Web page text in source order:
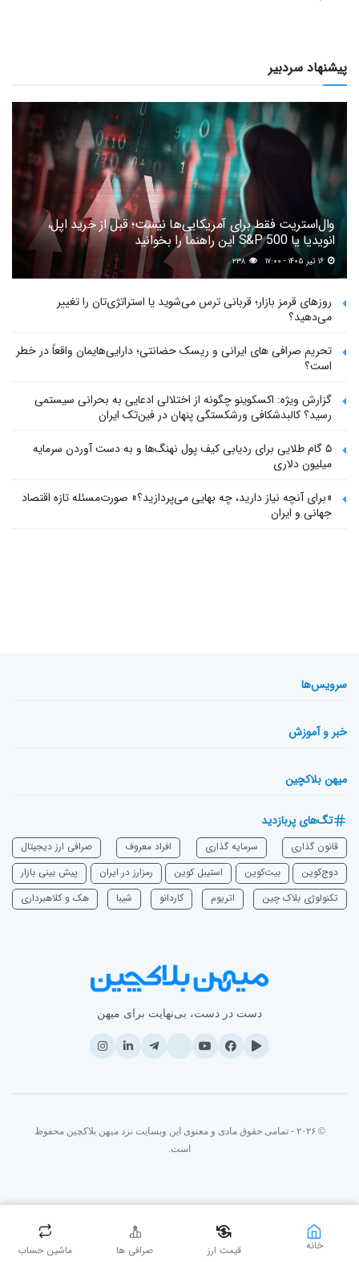
پیشنهاد سردبیر
وال‌استریت فقط برای آمریکایی‌ها نیست؛ قبل از خرید اپل،
انویدیا یا S&P 500 این راهنما را بخوانید
۲۳۸
روزهای قرمز بازار؛ قربانی ترس می‌شوید یا استراتژی‌تان را تغییر
می‌دهید؟
تحریم صرافی های ایرانی و ریسک حضانتی؛ دارایی‌هایمان واقعاً در خطر
است؟
گزارش ویژه: اکسکوینو چگونه از اختلالی ادعایی به بحرانی سیستمی
رسید؟ کالبدشکافی ورشکستگی پنهان در فین‌تک ایران
۵ گام طلایی برای ردیابی کیف پول‌ نهنگ‌ها و به دست آوردن سرمایه
میلیون دلاری
«برای آنچه نیاز دارید، چه بهایی می‌پردازید؟» صورت‌مسئله تازه اقتصاد
جهانی و ایران
خانه قیمت ارز صرافی ها ماشین حساب
سرویس‌ها
خبر و آموزش
میهن بلاکچین
تگ‌های پربازدید
قانون گذاری سرمایه‌ گذاری افراد معروف
صرافی ارز دیجیتال
دوج‌کوین
بیت‌کوین استیبل کوین رمزارز در ایران
پیش بینی بازار
تکنولوژی بلاک چین
اتریوم ‌کاردانو شیبا هک و کلاهبرداری
دست در دست، بی‌نهایت برای میهن
© ۲۰۲۶ - تمامی حقوق مادی و معنوی این وبسایت نزد میهن بلاکچین محفوظ
است.